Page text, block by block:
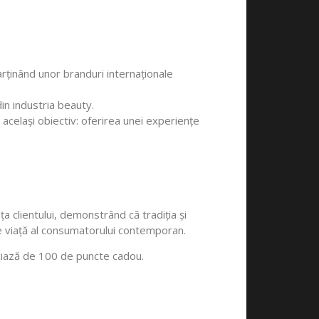
unor branduri internaționale
industria beauty.
obiectiv: oferirea unei experiențe
clientului, demonstrând că tradiția și
al consumatorului contemporan.
de 100 de puncte cadou.